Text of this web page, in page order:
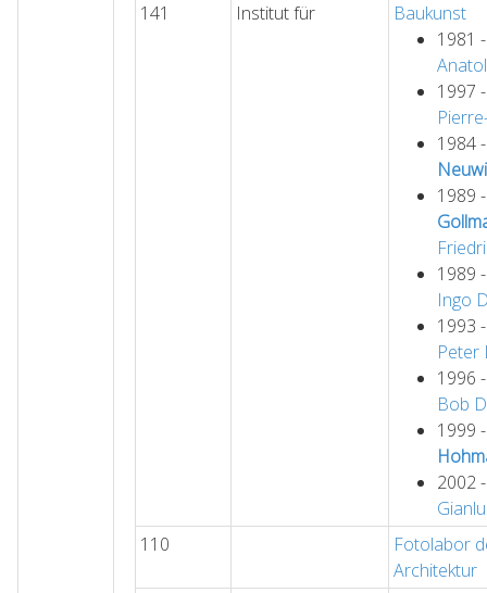
141
Institut für
Baukunst
1981
Anatol
1997
1984
1989
1989
Ingo
1993
Peter
1996
Bob D
1999
2002
110
Fotolabor
Architektur